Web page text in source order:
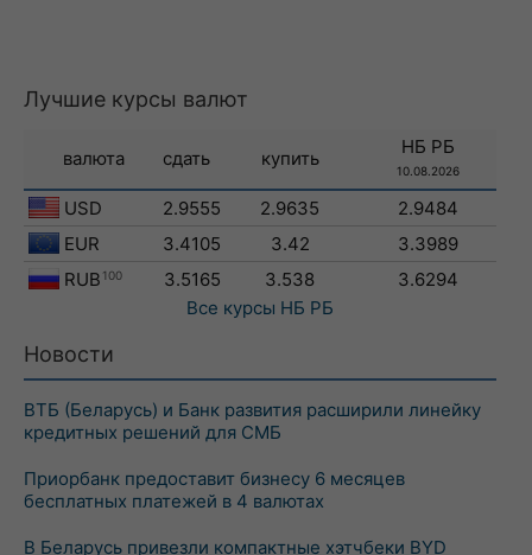
Лучшие курсы валют
валюта сдать купить
НБ РБ
10.08.2026
USD 2.9555 2.9635
2.9484
EUR
3.4105 3.42
3.3989
RUB 100 3.5165 3.538
3.6294
Все курсы НБ РБ
Новости
ВТБ (Беларусь) и Банк развития расширили линейку
кредитных решений для СМБ
Приорбанк предоставит бизнесу 6 месяцев
бесплатных платежей в 4 валютах
В Беларусь привезли компактные хэтчбеки BYD